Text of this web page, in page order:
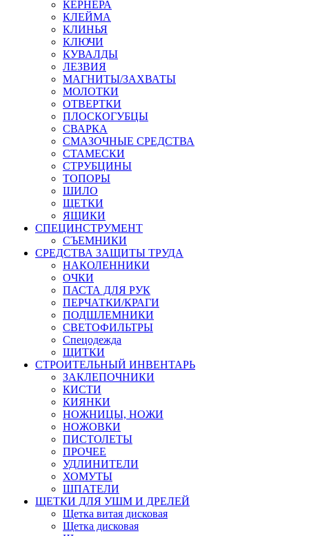
КЕРНЕРА
КЛЕЙМА
КЛИНЬЯ
КЛЮЧИ
КУВАЛДЫ
ЛЕЗВИЯ
МАГНИТЫ/ЗАХВАТЫ
МОЛОТКИ
ОТВЕРТКИ
ПЛОСКОГУБЦЫ
СВАРКА
СМАЗОЧНЫЕ СРЕДСТВА
СТАМЕСКИ
СТРУБЦИНЫ
ТОПОРЫ
ШИЛО
ЩЕТКИ
ЯЩИКИ
СПЕЦИНСТРУМЕНТ
СЪЕМНИКИ
СРЕДСТВА ЗАЩИТЫ ТРУДА
НАКОЛЕННИКИ
ОЧКИ
ПАСТА ДЛЯ РУК
ПЕРЧАТКИ/КРАГИ
ПОДШЛЕМНИКИ
СВЕТОФИЛЬТРЫ
Спецодежда
ЩИТКИ
СТРОИТЕЛЬНЫЙ ИНВЕНТАРЬ
ЗАКЛЕПОЧНИКИ
КИСТИ
КИЯНКИ
НОЖНИЦЫ, НОЖИ
НОЖОВКИ
ПИСТОЛЕТЫ
ПРОЧЕЕ
УДЛИНИТЕЛИ
ХОМУТЫ
ШПАТЕЛИ
ЩЕТКИ ДЛЯ УШМ И ДРЕЛЕЙ
Щетка витая дисковая
Щетка дисковая